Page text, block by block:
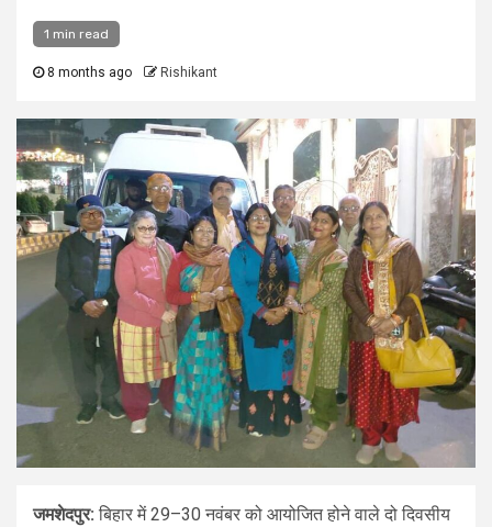
1 min read
8 months ago Rishikant
जमशेदपुर: बिहार में 29–30 नवंबर को आयोजित होने वाले दो दिवसीय